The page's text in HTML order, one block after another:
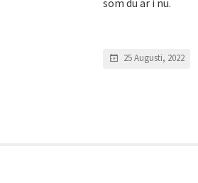
som du är i nu.
25 Augusti, 2022